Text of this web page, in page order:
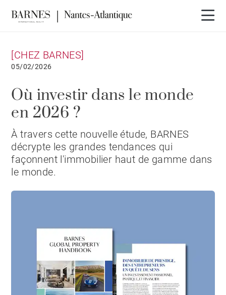
[CHEZ BARNES]
05/02/2026
Où investir dans le monde
en 2026 ?
À travers cette nouvelle étude, BARNES
décrypte les grandes tendances qui
façonnent l'immobilier haut de gamme dans
le monde.